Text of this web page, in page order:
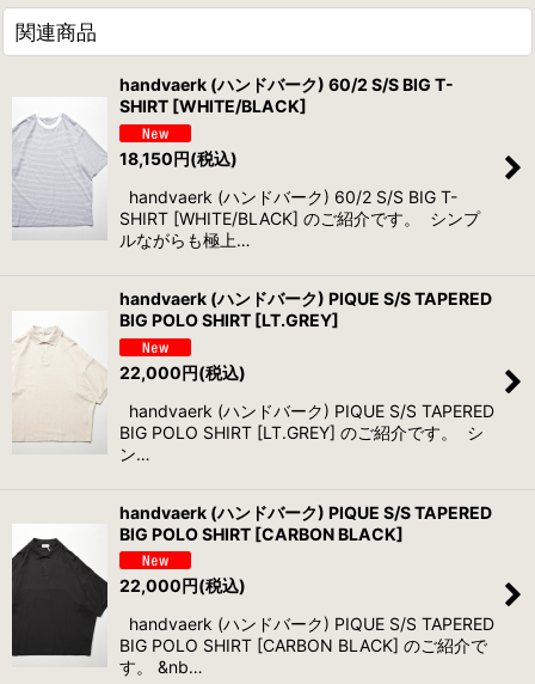
関連商品
handvaerk (ハンドバーク) 60/2 S/S BIG T-
SHIRT [WHITE/BLACK]
18,150円(税込)
handvaerk (ハンドバーク) 60/2 S/S BIG T-
SHIRT [WHITE/BLACK] のご紹介です。 シンプ
ルながらも極上…
handvaerk (ハンドバーク) PIQUE S/S TAPERED
BIG POLO SHIRT [LT.GREY]
22,000円(税込)
handvaerk (ハンドバーク) PIQUE S/S TAPERED
BIG POLO SHIRT [LT.GREY] のご紹介です。 シ
ン…
handvaerk (ハンドバーク) PIQUE S/S TAPERED
BIG POLO SHIRT [CARBON BLACK]
22,000円(税込)
handvaerk (ハンドバーク) PIQUE S/S TAPERED
BIG POLO SHIRT [CARBON BLACK] のご紹介で
す。 &nb…